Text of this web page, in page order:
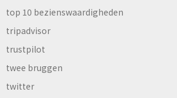
top 10 bezienswaardigheden
tripadvisor
trustpilot
twee bruggen
twitter